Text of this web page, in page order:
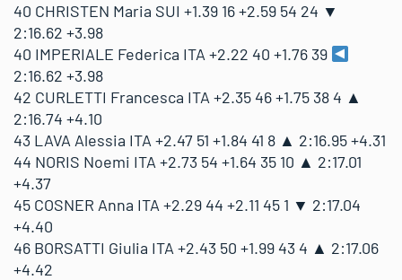
40 CHRISTEN Maria SUI +1.39 16 +2.59 54 24 ▼
2:16.62 +3.98
40 IMPERIALE Federica ITA +2.22 40 +1.76 39
2:16.62 +3.98
42 CURLETTI Francesca ITA +2.35 46 +1.75 38 4 ▲
2:16.74 +4.10
43 LAVA Alessia ITA +2.47 51 +1.84 41 8 ▲ 2:16.95 +4.31
44 NORIS Noemi ITA +2.73 54 +1.64 35 10 ▲ 2:17.01
+4.37
45 COSNER Anna ITA +2.29 44 +2.11 45 1 ▼ 2:17.04
+4.40
46 BORSATTI Giulia ITA +2.43 50 +1.99 43 4 ▲ 2:17.06
+4.42